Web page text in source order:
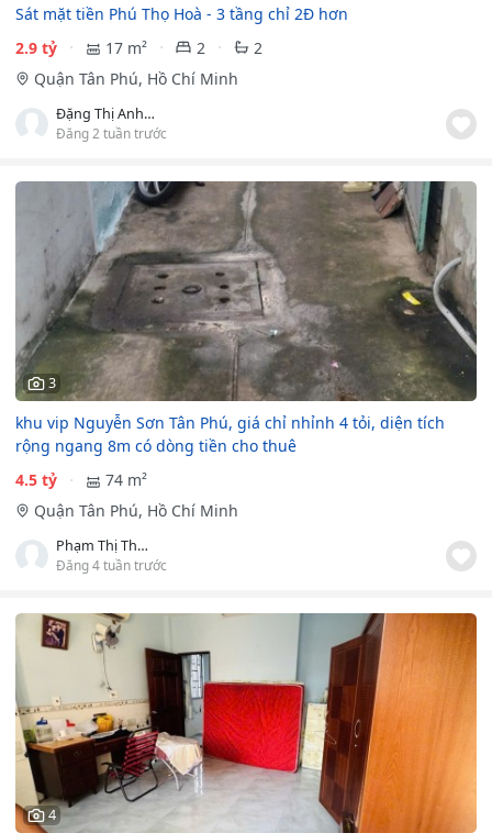
Sát mặt tiền Phú Thọ Hoà - 3 tầng chỉ 2Đ hơn
2.9 tỷ
17 m² 2
2
Quận Tân Phú, Hồ Chí Minh
Đặng Thị Anh Thư
Đăng 2 tuần trước
3
khu vip Nguyễn Sơn Tân Phú, giá chỉ nhỉnh 4 tỏi, diện tích
rộng ngang 8m có dòng tiền cho thuê
4.5 tỷ
74 m²
Quận Tân Phú, Hồ Chí Minh
Phạm Thị Thanh Kiều
Đăng 4 tuần trước
4